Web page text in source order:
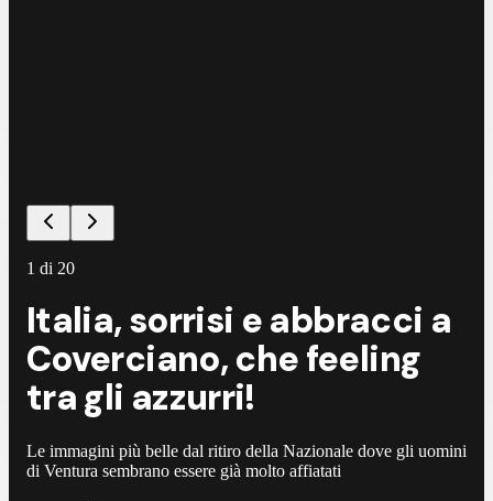
1 di 20
Italia, sorrisi e abbracci a
Coverciano, che feeling
tra gli azzurri!
Le immagini più belle dal ritiro della Nazionale dove gli uomini
di Ventura sembrano essere già molto affiatati